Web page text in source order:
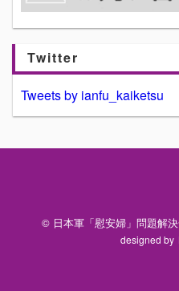
Twitter
Tweets by ianfu_kaiketsu
© 日本軍「慰安婦」問題解
designed by